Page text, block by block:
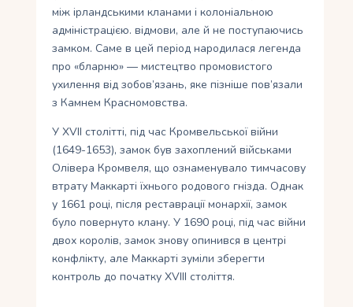
між ірландськими кланами і колоніальною
адміністрацією. відмови, але й не поступаючись
замком. Саме в цей період народилася легенда
про «бларню» — мистецтво промовистого
ухилення від зобов’язань, яке пізніше пов’язали
з Камнем Красномовства.
У XVII столітті, під час Кромвельської війни
(1649-1653), замок був захоплений військами
Олівера Кромвеля, що ознаменувало тимчасову
втрату Маккарті їхнього родового гнізда. Однак
у 1661 році, після реставрації монархії, замок
було повернуто клану. У 1690 році, під час війни
двох королів, замок знову опинився в центрі
конфлікту, але Маккарті зуміли зберегти
контроль до початку XVIII століття.